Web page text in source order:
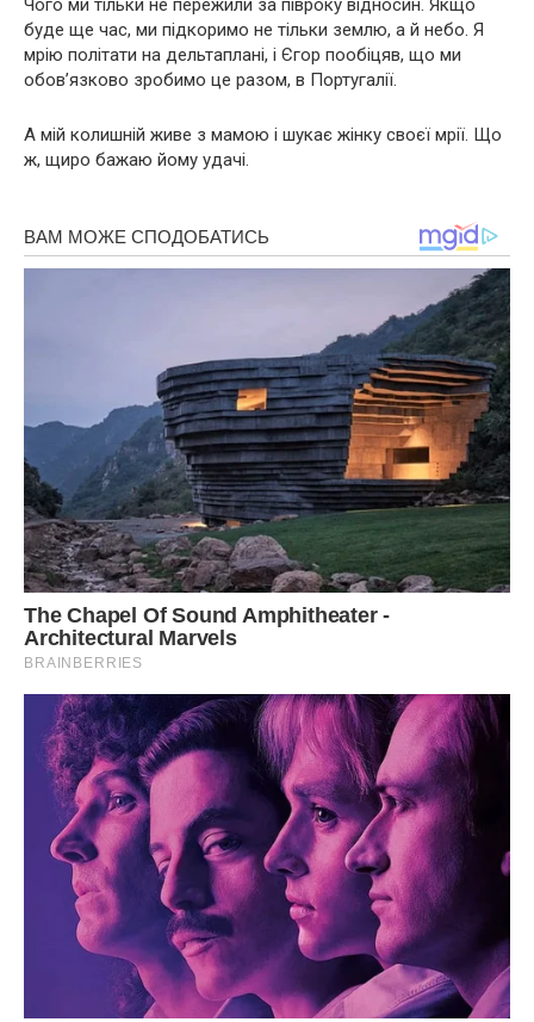
Чого ми тільки не пережили за півроку відносин. Якщо
буде ще час, ми підкоримо не тільки землю, а й небо. Я
мрію політати на дельтаплані, і Єгор пообіцяв, що ми
обов’язково зробимо це разом, в Португалії.
А мій колишній живе з мамою і шукає жінку своєї мрії. Що
ж, щиро бажаю йому удачі.